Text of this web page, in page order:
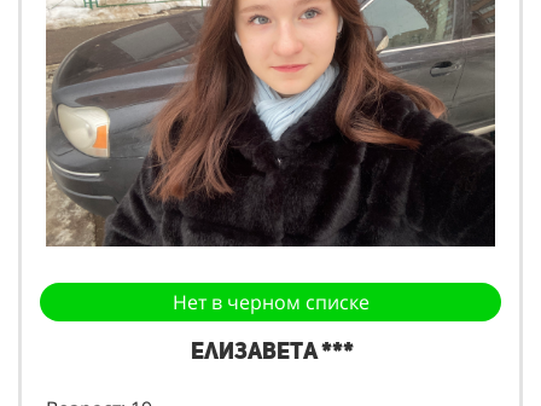
Нет в черном списке